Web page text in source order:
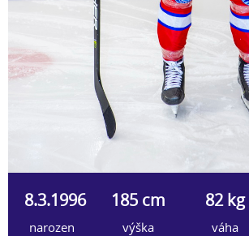
8.3.1996
narozen
185 cm
výška
82 kg
váha